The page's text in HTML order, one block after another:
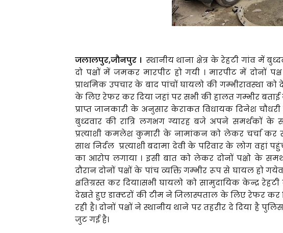
जलालपुर,जौनपुर । स्थानीय थाना क्षेत्र के रेहटी गांव में
दो पक्षों में जमकर मारपीट हो गयी । मारपीट में दोनों
प्राथमिक उपचार के बाद पांचों घायलो की गम्भीरावस्था
के लिए रेफर कर दिया जहां पर सभी की हालत गम्भीर बताई
प्राप्त जानकारी के अनुसार केराकत विधायक दिनेश चौधरी
बुध्दवार की रात्रि लगभग ग्यारह बजे अपने समर्थकों
प्रत्याशी कमलेश कुमारी के नामांकन को लेकर चर्चा कर
साथ निर्दल प्रत्याशी बदामा देवी के परिवार के लोग वहां
का आरोप लगाया । इसी बात को लेकर दोनों पक्षो के
दौरान दोनों पक्षों के पांच व्यक्ति गम्भीर रूप से घायल हो
क्षतिग्रस्त कर दिया।सभी घायलो को सामुदायिक केन्द्र
देखते हुए डाक्टरों की टीम ने जिलास्पताल के लिए रेफर कर
रही है। दोनों पक्षों ने स्थानीय थाने पर तहरीर दे दिया है
जुट गई है।